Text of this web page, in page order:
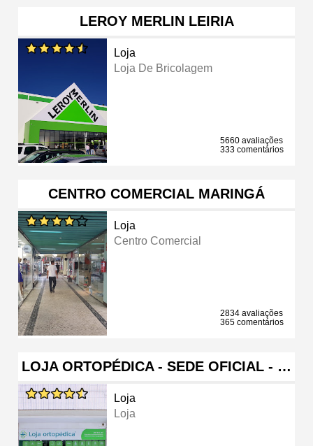
LEROY MERLIN LEIRIA
Loja
Loja De Bricolagem
5660 avaliações
333 comentários
CENTRO COMERCIAL MARINGÁ
Loja
Centro Comercial
2834 avaliações
365 comentários
LOJA ORTOPÉDICA - SEDE OFICIAL - …
Loja
Loja